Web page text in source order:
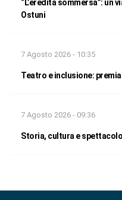
“L’eredità sommersa”: un
Ostuni
7 Agosto 2026 - 10:35
Teatro e inclusione:
7 Agosto 2026 - 09:36
Storia, cultura e